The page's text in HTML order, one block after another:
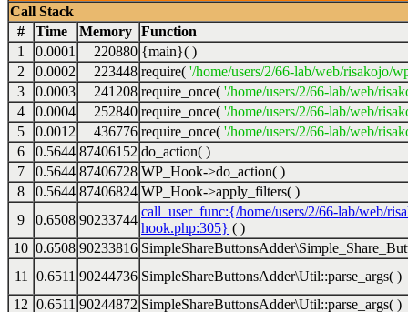
Call Stack
#
Time Memory Function
1
0.0001 220880 {main}( )
2
0.0002 223448 require( '/home/users/2/66-lab/web/risakojo/
3
0.0003 241208 require_once( '/home/users/2/66-lab/web/
4
0.0004 252840 require_once( '/home/users/2/66-lab/web/
5
0.0012 436776 require_once( '/home/users/2/66-lab/web/
6
0.5644 87406152 do_action( )
7
0.5644 87406728 WP_Hook->do_action( )
8
0.5644 87406824 WP_Hook->apply_filters( )
9
0.6508 90233744
call_user_func:{/home/users/2/66-lab/web/
hook.php:305} ( )
10 0.6508 90233816
11
0.6511 90244736 SimpleShareButtonsAdder\Util::parse_args( )
12 0.6511 90244872 SimpleShareButtonsAdder\Util::parse_args( )